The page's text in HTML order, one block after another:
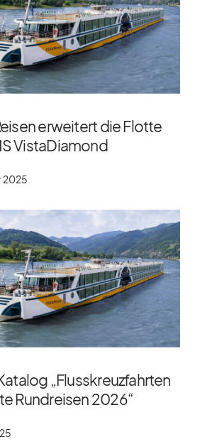
erweitert die Flotte
VistaDiamond
2025
„Flusskreuzfahrten
Rundreisen 2026“